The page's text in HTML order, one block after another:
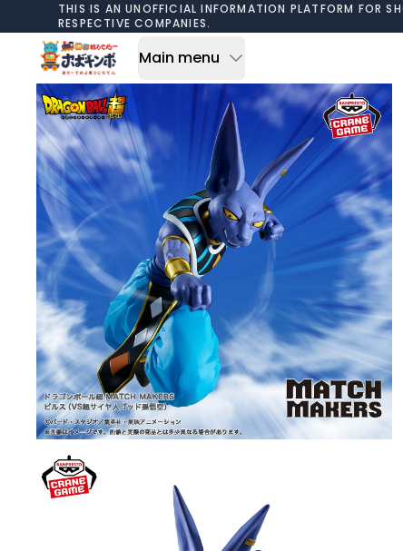
Skip to contentTHIS IS AN UNOFFICIAL INFORMATION PLATFORM FOR
RESPECTIVE COMPANIES.
Main menu